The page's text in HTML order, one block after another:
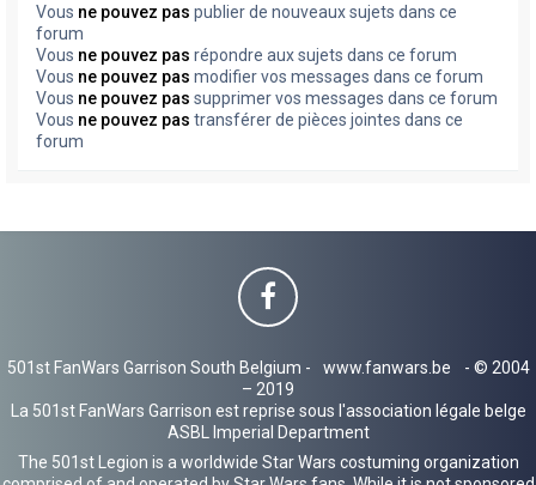
Vous ne pouvez pas publier de nouveaux sujets dans ce
forum
Vous ne pouvez pas répondre aux sujets dans ce forum
Vous ne pouvez pas modifier vos messages dans ce forum
Vous ne pouvez pas supprimer vos messages dans ce forum
Vous ne pouvez pas transférer de pièces jointes dans ce
forum
501st FanWars Garrison South Belgium - www.fanwars.be
- © 2004
– 2019
La 501st FanWars Garrison est reprise sous l'association légale belge
ASBL Imperial Department
The 501st Legion is a worldwide Star Wars costuming organization